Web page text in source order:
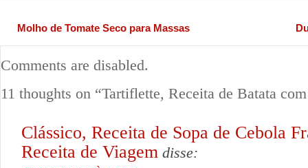
Molho de Tomate Seco para Massas
Comments are disabled.
11 thoughts on “Tartiflette, Receita de Batata
Clássico, Receita de Sopa de Cebola
Receita de Viagem disse: